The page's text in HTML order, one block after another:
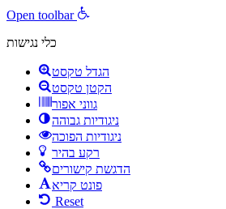
Open toolbar
כלי נגישות
הגדל טקסט
הקטן טקסט
גווני אפור
ניגודיות גבוהה
ניגודיות הפוכה
רקע בהיר
הדגשת קישורים
פונט קריא
Reset